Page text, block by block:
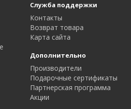
Служба поддержки
Контакты
Возврат товара
Карта сайта
Дополнительно
Производители
Подарочные сертификаты
Партнерская программа
Акции